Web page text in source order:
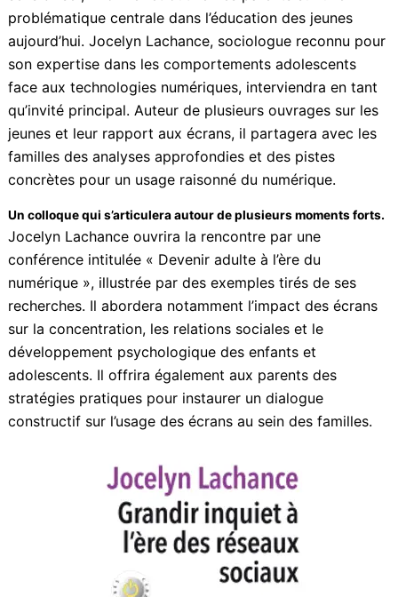
sensibiliser, informer et outiller les parents sur une
problématique centrale dans l’éducation des jeunes
aujourd’hui. Jocelyn Lachance, sociologue reconnu
pour son expertise dans les comportements
adolescents face aux technologies numériques,
interviendra en tant qu’invité principal. Auteur de
plusieurs ouvrages sur les jeunes et leur rapport aux
écrans, il partagera avec les familles des analyses
raisonné du numérique.
Un colloque qui s’articulera autour de plusieurs moments
forts.
Jocelyn Lachance ouvrira la rencontre par une
conférence intitulée « Devenir adulte à l’ère du
numérique », illustrée par des exemples tirés de ses
recherches. Il abordera notamment l’impact des
écrans sur la concentration, les relations sociales et le
développement psychologique des enfants et
adolescents. Il offrira également aux parents des
constructif sur l’usage des écrans au sein des familles.